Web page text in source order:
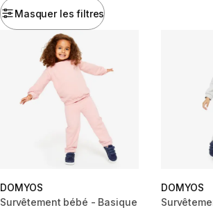
Masquer les filtres
DOMYOS
Survêtement bébé - Basique
DOMYOS